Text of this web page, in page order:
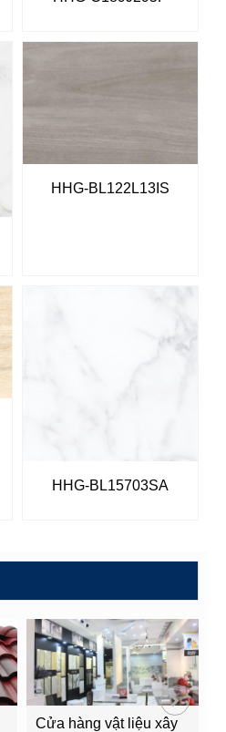
HHG-BL122L13IS
HHG-BL15703SA
Cửa hàng vật liệu xây